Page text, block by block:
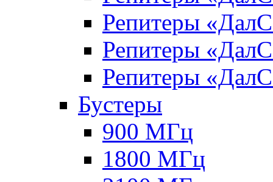
Репитеры
Репитеры
Репитеры
Бустеры
900 МГц
1800 МГц